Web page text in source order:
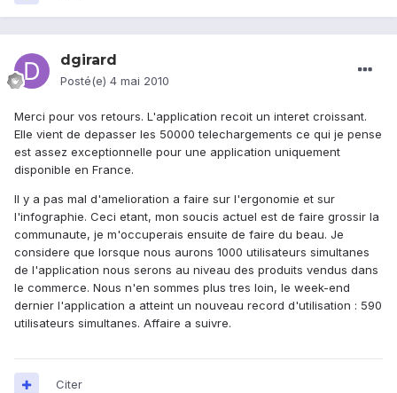
dgirard
Posté(e) 4 mai 2010
Merci pour vos retours. L'application recoit un interet croissant.
Elle vient de depasser les 50000 telechargements ce qui je pense
est assez exceptionnelle pour une application uniquement
disponible en France.
Il y a pas mal d'amelioration a faire sur l'ergonomie et sur
l'infographie. Ceci etant, mon soucis actuel est de faire grossir la
communaute, je m'occuperais ensuite de faire du beau. Je
considere que lorsque nous aurons 1000 utilisateurs simultanes
de l'application nous serons au niveau des produits vendus dans
le commerce. Nous n'en sommes plus tres loin, le week-end
dernier l'application a atteint un nouveau record d'utilisation : 590
utilisateurs simultanes. Affaire a suivre.
Citer